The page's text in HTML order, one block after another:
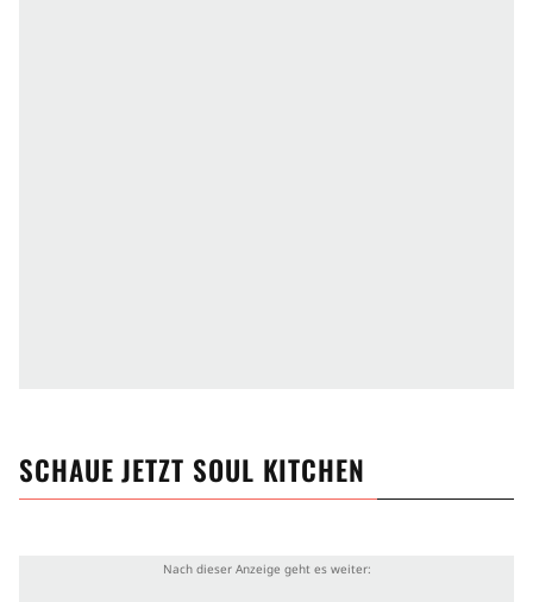
SCHAUE JETZT SOUL KITCHEN